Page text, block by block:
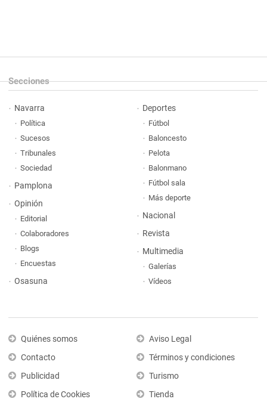
Secciones
Navarra
Política
Sucesos
Tribunales
Sociedad
Pamplona
Opinión
Editorial
Colaboradores
Blogs
Encuestas
Osasuna
Deportes
Fútbol
Baloncesto
Pelota
Balonmano
Fútbol sala
Más deporte
Nacional
Revista
Multimedia
Galerías
Vídeos
Quiénes somos
Contacto
Publicidad
Política de Cookies
Aviso Legal
Términos y condiciones
Turismo
Tienda